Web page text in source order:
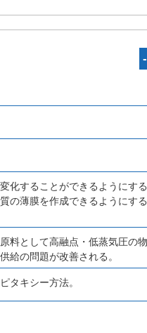
化することができるようにす
の薄膜を作成できるようにす
料として高融点・低蒸気圧の
給の問題が改善される。
タキシー方法。